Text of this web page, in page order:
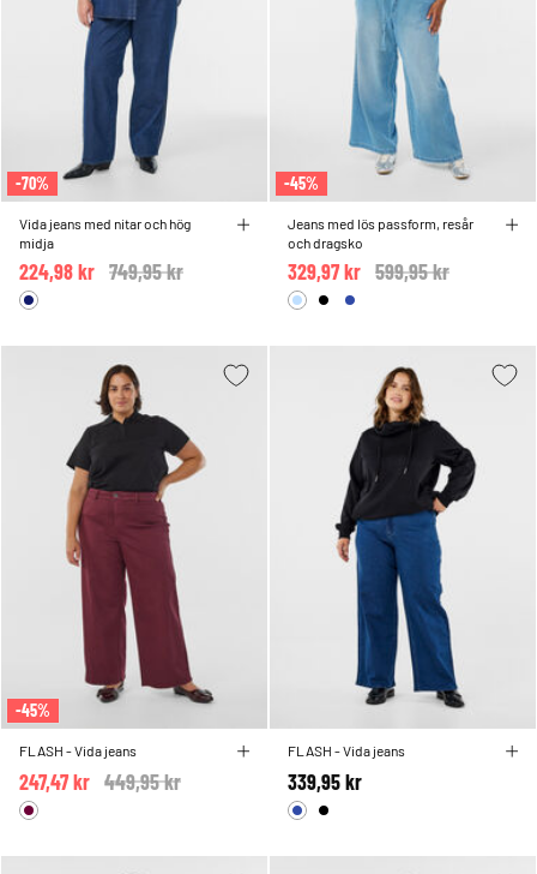
-70%
Vida jeans med nitar och hög
midja
Price reduced from
749,95 kr
224,98 kr
-45%
Jeans med lös passform, resår
och dragsko
Price reduced from
599,95 kr
329,97 kr
-45%
FLASH - Vida jeans
Price reduced from
449,95 kr
247,47 kr
FLASH - Vida jeans
339,95 kr